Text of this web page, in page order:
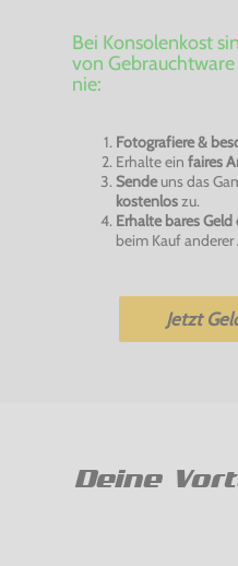
Bei Konsolenkost
von
nie:
Fotografiere &
Erhalte ein faires
Sendeuns das
kostenloszu.
Erhalte bares
beim Kauf anderer
Jetzt
Deine